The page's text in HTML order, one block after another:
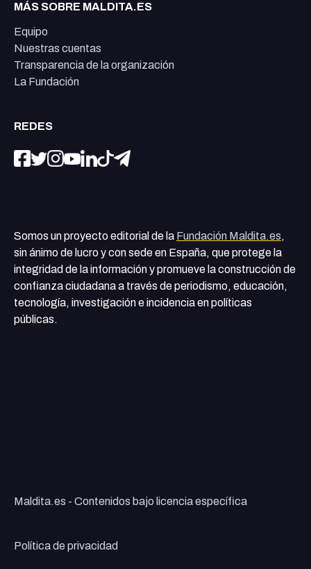
MÁS SOBRE MALDITA.ES
Equipo
Nuestras cuentas
Transparencia de la organización
La Fundación
REDES
Somos un proyecto editorial de la Fundación Maldita.es,
sin ánimo de lucro y con sede en España, que protege la
integridad de la información y promueve la construcción de
confianza ciudadana a través de periodismo, educación,
tecnología, investigación e incidencia en políticas
públicas.
Maldita.es - Contenidos bajo licencia específica
Política de privacidad